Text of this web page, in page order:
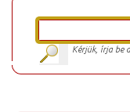
Kérjük, írja be